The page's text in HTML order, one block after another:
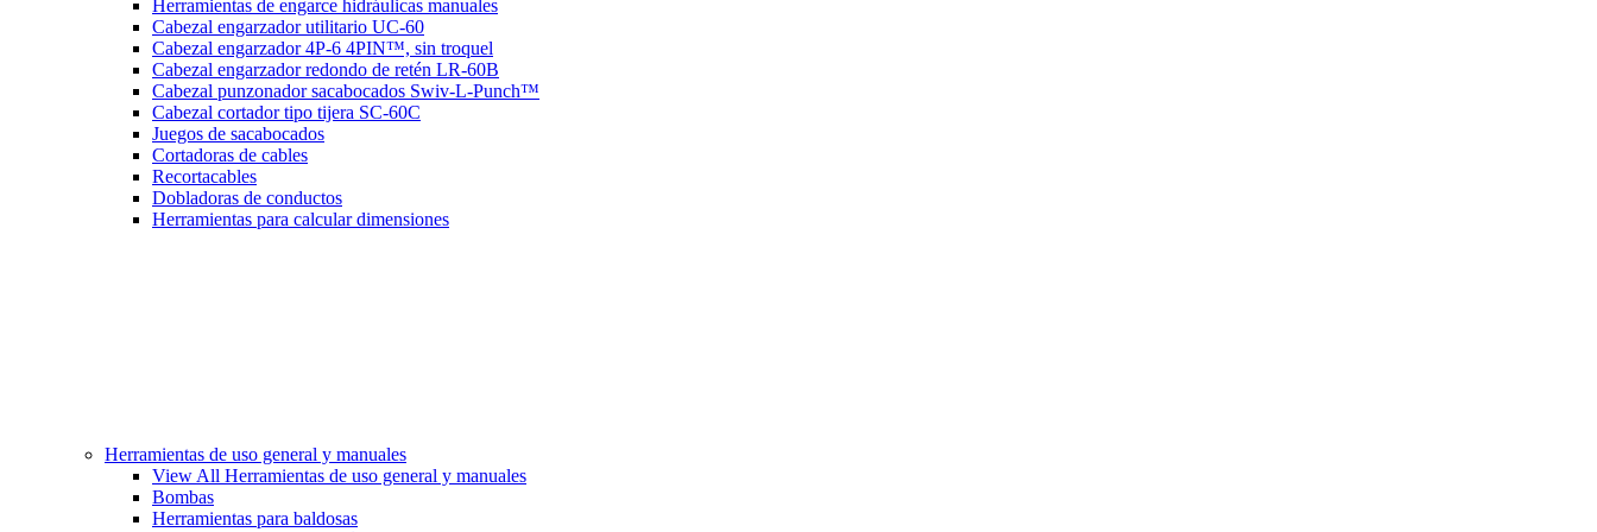
Herramientas de engarce hidráulicas manuales
Cabezal engarzador utilitario UC-60
Cabezal engarzador 4P-6 4PIN™, sin troquel
Cabezal engarzador redondo de retén LR-60B
Cabezal punzonador sacabocados Swiv-L-Punch™
Cabezal cortador tipo tijera SC-60C
Juegos de sacabocados
Cortadoras de cables
Recortacables
Dobladoras de conductos
Herramientas para calcular dimensiones
Herramientas de uso general y manuales
View All Herramientas de uso general y manuales
Bombas
Herramientas para baldosas